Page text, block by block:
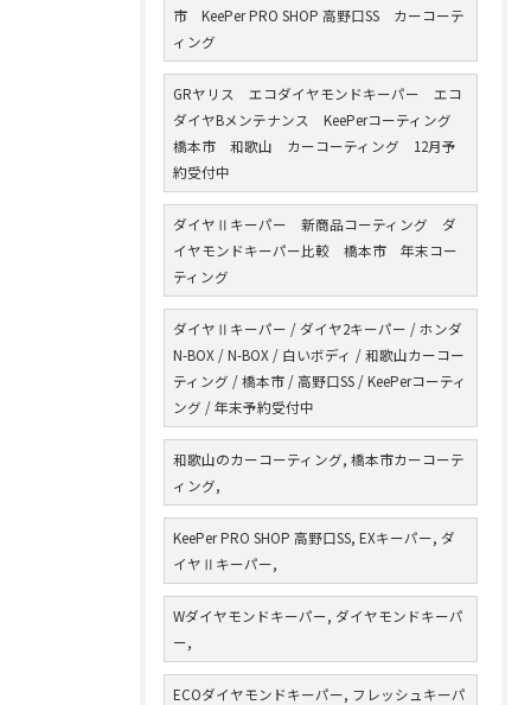
市 KeePer PRO SHOP 高野口SS カーコーテ
ィング
GRヤリス エコダイヤモンドキーパー エコ
ダイヤBメンテナンス KeePerコーティング
橋本市 和歌山 カーコーティング 12月予
約受付中
ダイヤⅡキーパー 新商品コーティング ダ
イヤモンドキーパー比較 橋本市 年末コー
ティング
ダイヤⅡキーパー / ダイヤ2キーパー / ホンダ
N-BOX / N-BOX / 白いボディ / 和歌山カーコー
ティング / 橋本市 / 高野口SS / KeePerコーティ
ング / 年末予約受付中
和歌山のカーコーティング, 橋本市カーコーテ
ィング,
KeePer PRO SHOP 高野口SS, EXキーパー, ダ
イヤⅡキーパー,
Wダイヤモンドキーパー, ダイヤモンドキーパ
ー,
ECOダイヤモンドキーパー, フレッシュキーパ